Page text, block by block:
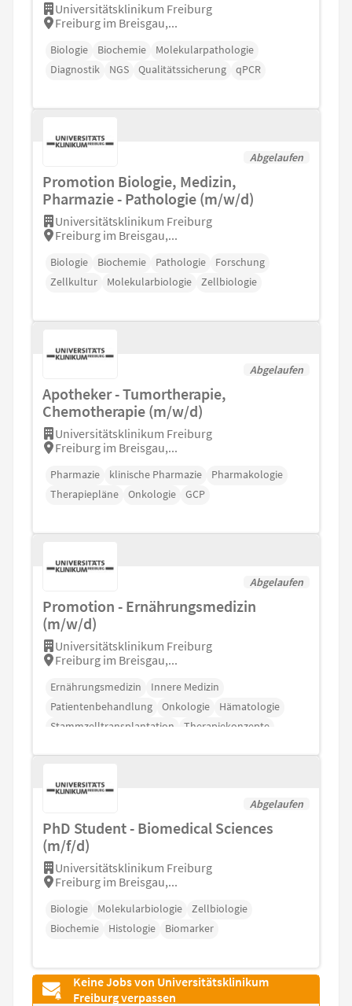
Universitätsklinikum Freiburg
Freiburg im Breisgau,...
Biologie Biochemie
Molekularpathologie
Diagnostik
NGS Qualitätssicherung qPCR
Abgelaufen
Promotion Biologie, Medizin,
Pharmazie - Pathologie (m/w/d)
Universitätsklinikum Freiburg
Freiburg im Breisgau,...
Biologie Biochemie Pathologie
Forschung
Zellkultur
Molekularbiologie Zellbiologie
Abgelaufen
Apotheker - Tumortherapie,
Chemotherapie (m/w/d)
Universitätsklinikum Freiburg
Freiburg im Breisgau,...
Pharmazie klinische Pharmazie
Pharmakologie
Therapiepläne
Onkologie GCP
Abgelaufen
Promotion - Ernährungsmedizin
(m/w/d)
Universitätsklinikum Freiburg
Freiburg im Breisgau,...
Ernährungsmedizin
Innere Medizin
Patientenbehandlung
Onkologie
Hämatologie
Stammzelltransplantation
Therapiekonzepte
Abgelaufen
PhD Student - Biomedical Sciences
(m/f/d)
Universitätsklinikum Freiburg
Freiburg im Breisgau,...
Biologie Molekularbiologie
Zellbiologie
Biochemie
Histologie Biomarker
Keine Jobs von Universitätsklinikum
Freiburg verpassen